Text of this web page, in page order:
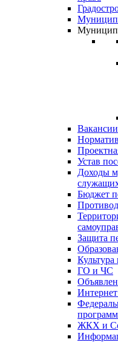
Вакансии
Устав
Доходы
Бюджет
Защита
Культура
ГО и ЧС
ЖКХ и